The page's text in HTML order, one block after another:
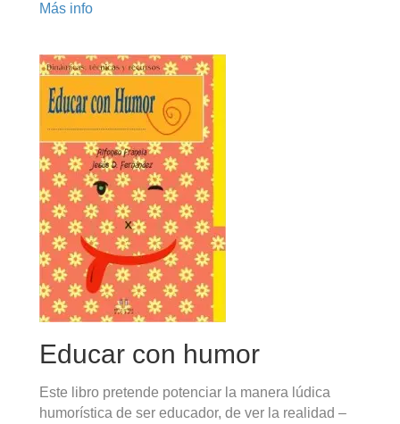
Más info
Educar con humor
Este libro pretende potenciar la manera lúdica
humorística de ser educador, de ver la realidad –